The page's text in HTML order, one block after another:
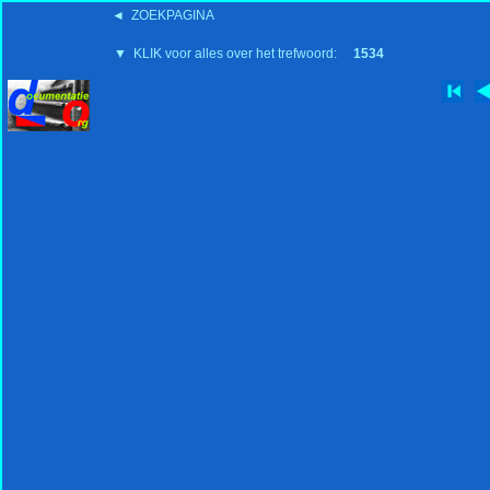
◄ ZOEKPAGINA
▼ KLIK voor alles over het trefwoord: 1534
'15:19 19-2-2008